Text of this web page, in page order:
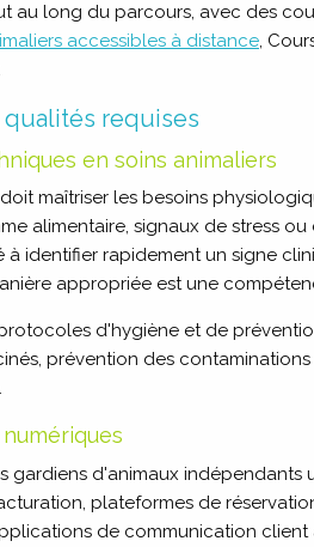
au long du parcours, avec des
accessibles à distance,
requises
en soins animaliers
maîtriser les besoins
alimentaire, signaux de stress
à identifier rapidement un signe
appropriée est une
d'hygiène et de
prévention des
gardiens d'animaux indépendants
plateformes de
de communication